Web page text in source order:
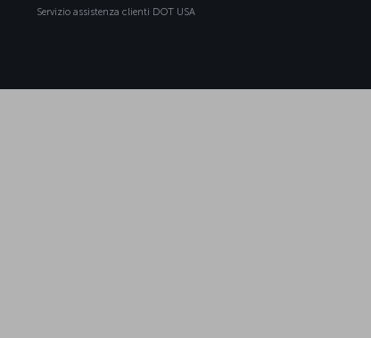
Servizio assistenza clienti DOT USA